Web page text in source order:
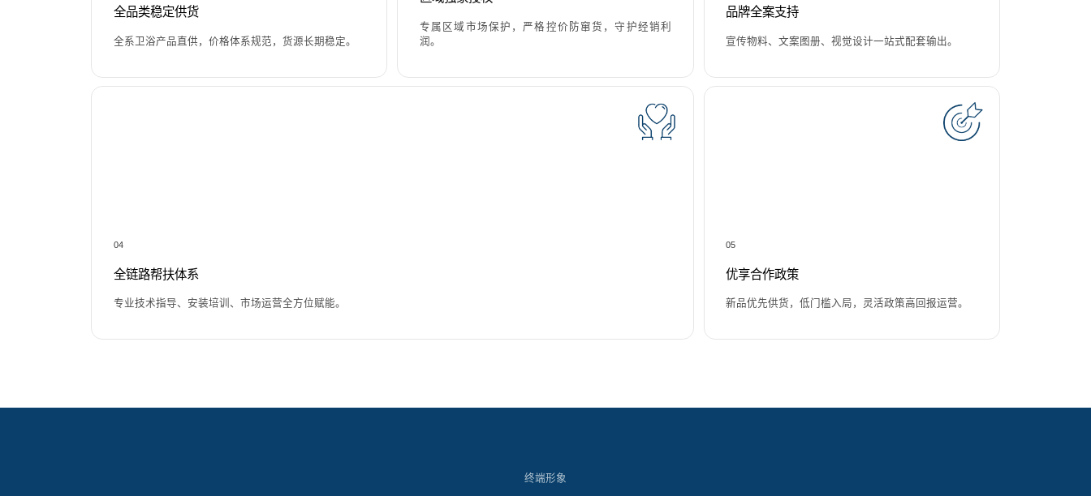
全品类稳定供货
全系卫浴产品直供，价格体系规范，货源长期稳定。
专属区域市场保护，严格控价防窜货，守护经销利
润。
品牌全案支持
宣传物料、文案图册、视觉设计一站式配套输出。
04
全链路帮扶体系
专业技术指导、安装培训、市场运营全方位赋能。
05
优享合作政策
新品优先供货，低门槛入局，灵活政策高回报运营。
终端形象